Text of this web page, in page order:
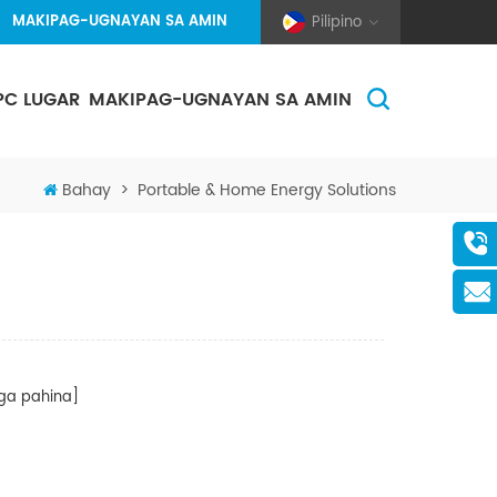
Pilipino
MAKIPAG-UGNAYAN SA AMIN
LUGAR MAKIPAG-UGNAYAN SA AMIN
Bahay > Portable & Home Energy Solutions
pahina]